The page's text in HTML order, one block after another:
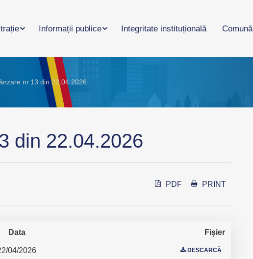
Informații publice Integritate instituțională Comună
nr.13 din 22.04.2026
din 22.04.2026
PDF PRINT
Data Fișier
04/2026 DESCARCĂ